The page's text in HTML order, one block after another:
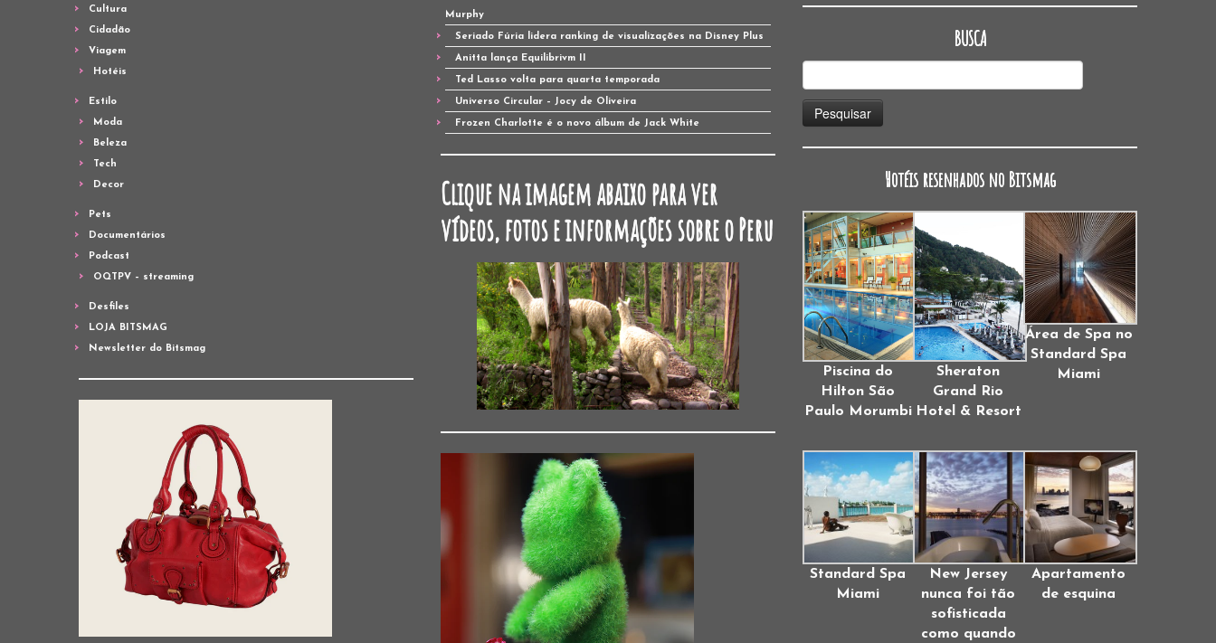
Cultura
Cidadão
Viagem
Hotéis
Estilo
Moda
Beleza
Tech
Decor
Pets
Documentários
Podcast
OQTPV – streaming
Desfiles
LOJA BITSMAG
Newsletter do Bitsmag
Murphy
Seriado Fúria lidera ranking de visualizações na Disney Plus
Anitta lança Equilibrivm II
Ted Lasso volta para quarta temporada
Universo Circular – Jocy de Oliveira
Frozen Charlotte é o novo álbum de Jack White
Clique na imagem abaixo para ver
vídeos, fotos e informações sobre o Peru
BUSCA
por:
Hotéis resenhados no Bitsmag
Piscina do
Hilton São
Paulo Morumbi
Sheraton
Grand Rio
Hotel & Resort
Área de Spa no
Standard Spa
Miami
Standard Spa
Miami
New Jersey
nunca foi tão
sofisticada
como quando
Apartamento
de esquina